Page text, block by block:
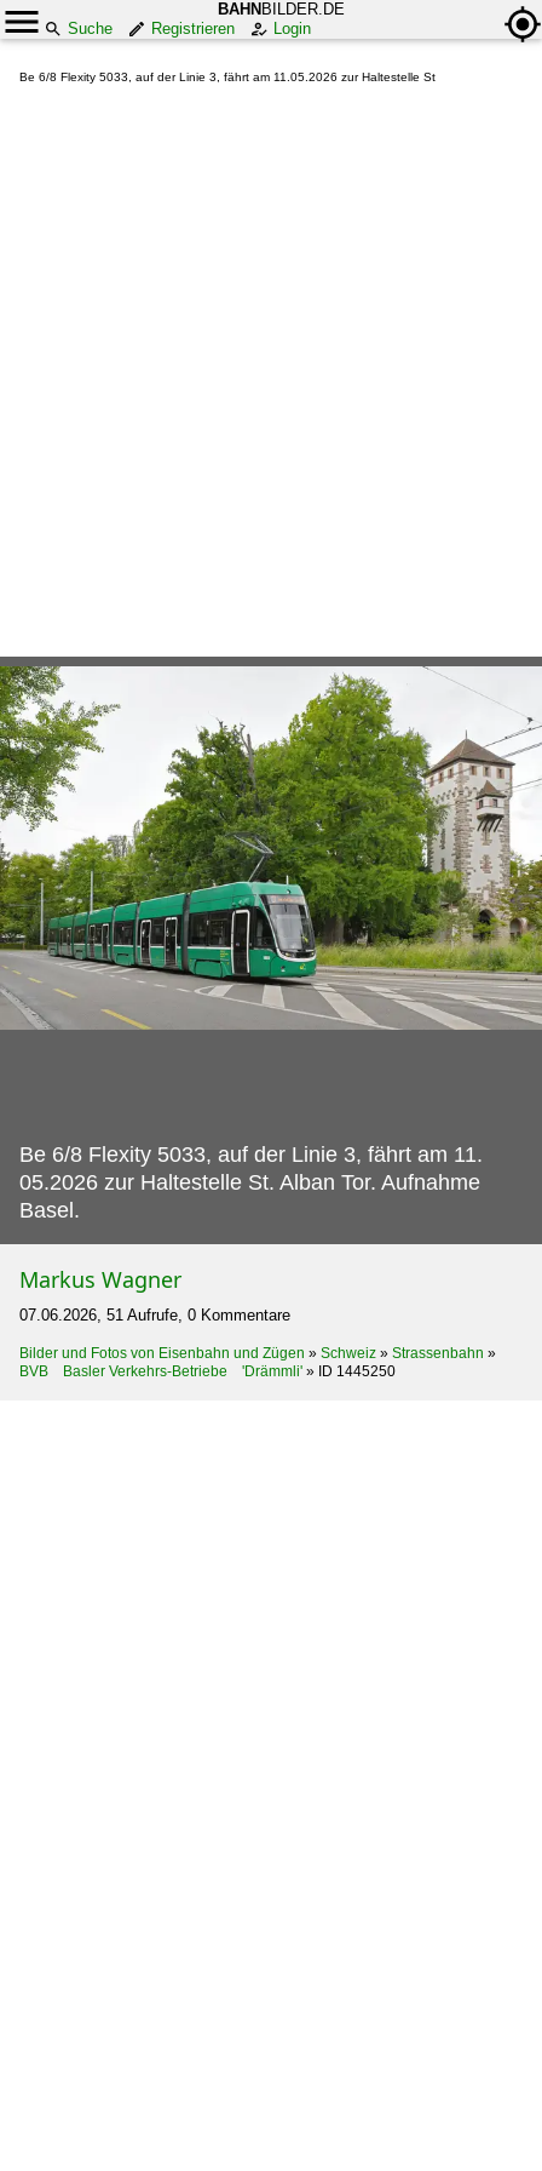
BAHN BILDER.DE
Suche
Registrieren Login
Be 6/8 Flexity 5033, auf der Linie 3, fährt am 11.05.2026 zur Haltestelle St
Be 6/8 Flexity 5033, auf der Linie 3, fährt am 11.
05.2026 zur Haltestelle St. Alban Tor. Aufnahme
Basel.
Markus Wagner
07.06.2026, 51 Aufrufe, 0 Kommentare
Bilder und Fotos von Eisenbahn und Zügen » Schweiz » Strassenbahn »
BVB Basler Verkehrs-Betriebe 'Drämmli' » ID 1445250